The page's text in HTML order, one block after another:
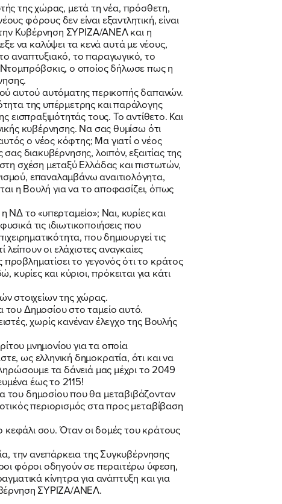
της χώρας, μετά τη νέα, πρόσθετη,
φόρους δεν είναι εξαντλητική, είναι
την Κυβέρνηση ΣΥΡΙΖΑ/ΑΝΕΛ και η
να καλύψει τα κενά αυτά με νέους,
αναπτυξιακό, το παραγωγικό, το
Ντομπρόβσκις, ο οποίος δήλωσε πως η
αυτού αυτόματης περικοπής δαπανών.
της υπέρμετρης και παράλογης
εισπραξιμότητάς τους. Το αντίθετο. Και
κυβέρνησης. Να σας θυμίσω ότι
ο νέος κόφτης; Μα γιατί ο νέος
σας διακυβέρνησης, λοιπόν, εξαιτίας της
σχέση μεταξύ Ελλάδας και πιστωτών,
επαναλαμβάνω αναιτιολόγητα,
η Βουλή για να το αποφασίζει, όπως
ΝΔ το «υπερταμείο»; Ναι, κυρίες και
τις ιδιωτικοποιήσεις που
που δημιουργεί τις
οι ελάχιστες αναγκαίες
το γεγονός ότι το κράτος
και κύριοι, πρόκειται για κάτι
στοιχείων της χώρας.
του Δημοσίου στο ταμείο αυτό.
χωρίς κανέναν έλεγχο της Βουλής
μνημονίου για τα οποία
ως ελληνική δημοκρατία, ότι και να
τα δάνειά μας μέχρι το 2049
έως το 2115!
του δημοσίου που θα μεταβιβάζονταν
περιορισμός στα προς μεταβίβαση
κεφάλι σου. Όταν οι δομές του κράτους
την ανεπάρκεια της Συγκυβέρνησης
φόροι οδηγούν σε περαιτέρω ύφεση,
κίνητρα για ανάπτυξη και για
ΣΥΡΙΖΑ/ΑΝΕΛ.